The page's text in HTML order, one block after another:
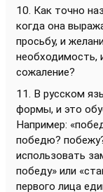
10. Как точно
когда она
просьбу, и
необходимость,
сожаление?
11. В русском
формы, и это
Например:
победю?
использовать
победу» или
первого лица